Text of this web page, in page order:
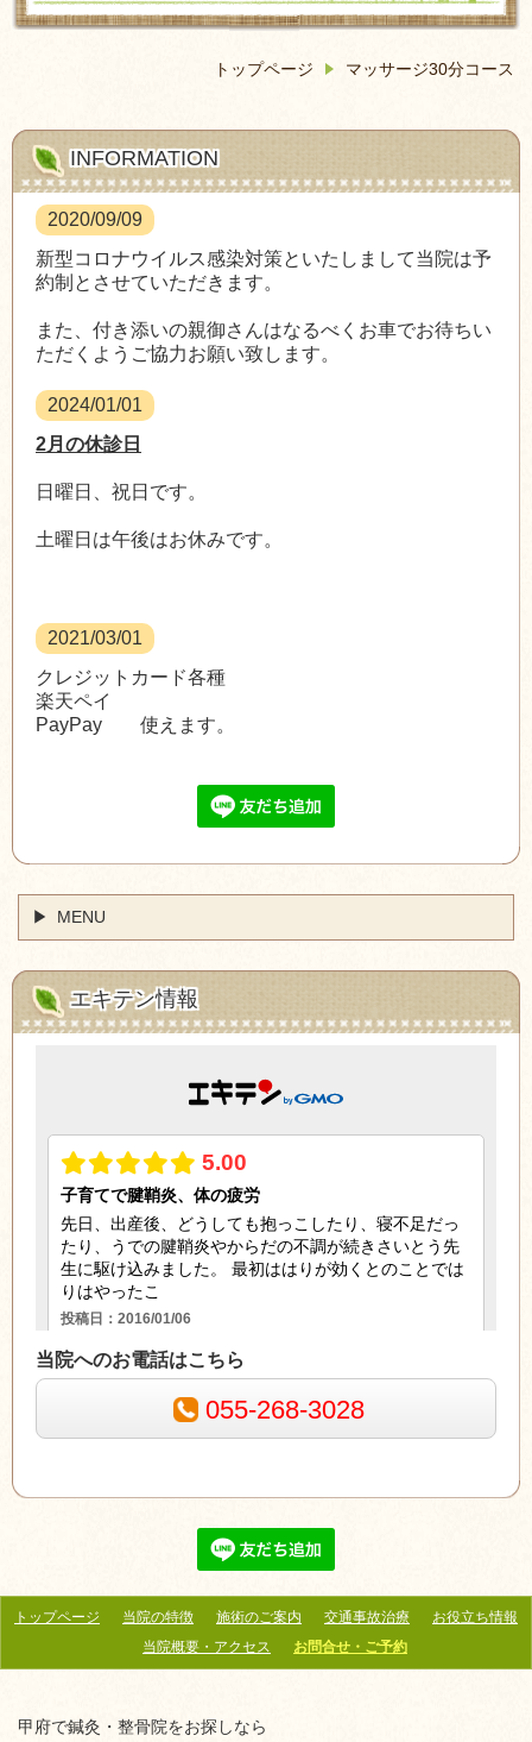
トップページ マッサージ30分コース
INFORMATION
2020/09/09
新型コロナウイルス感染対策といたしまして当院は予
約制とさせていただきます。
また、付き添いの親御さんはなるべくお車でお待ちい
ただくようご協力お願い致します。
2024/01/01
2月の休診日
日曜日、祝日です。
土曜日は午後はお休みです。
2021/03/01
クレジットカード各種
楽天ペイ
PayPay 使えます。
MENU
エキテン情報
当院へのお電話はこちら
055-268-3028
トップページ 当院の特徴 施術のご案内 交通事故治療
お役立ち情報
当院概要・アクセス
お問合せ・ご予約
甲府で鍼灸・整骨院をお探しなら